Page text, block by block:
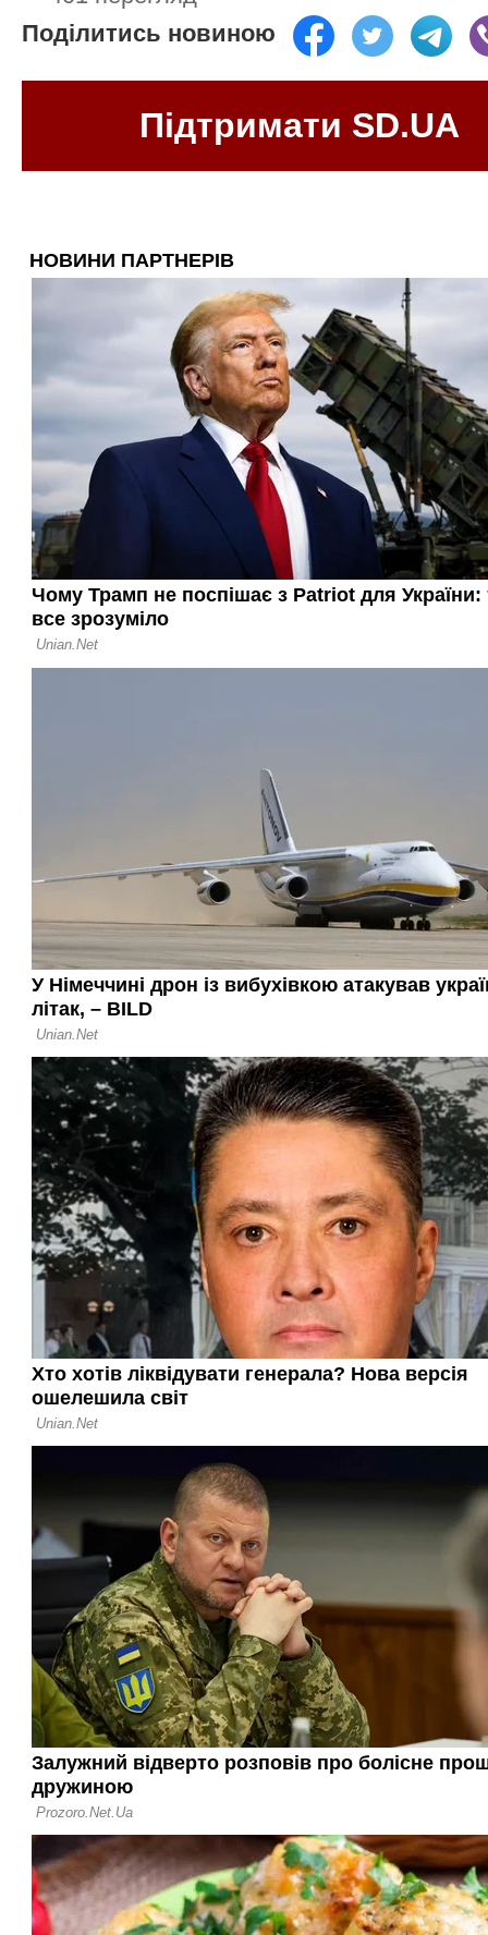
Поділитись новиною
Підтримати SD.UA